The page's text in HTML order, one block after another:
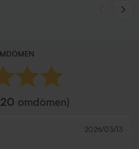
omdömen)
2026/03/13